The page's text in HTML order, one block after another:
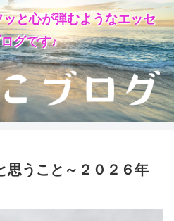
と心が弾むようなエッセ
グです♪
思うこと～２０２６年